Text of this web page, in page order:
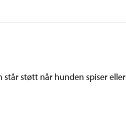
støtt når hunden spiser eller